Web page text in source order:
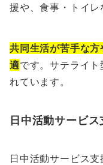
援や、食事・トイレ
共同生活が苦手な
適です。サテライ
れています。
日中活動サービス
日中活動サービス